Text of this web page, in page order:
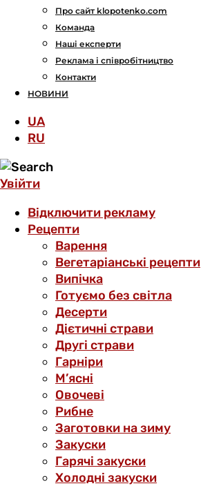
Про сайт klopotenko.com
Команда
Наші експерти
Реклама і співробітництво
Контакти
НОВИНИ
UA
RU
Увійти
Відключити рекламу
Рецепти
Варення
Вегетаріанські рецепти
Випічка
Готуємо без світла
Десерти
Дієтичні страви
Другі страви
Гарніри
М’ясні
Овочеві
Рибне
Заготовки на зиму
Закуски
Гарячі закуски
Холодні закуски